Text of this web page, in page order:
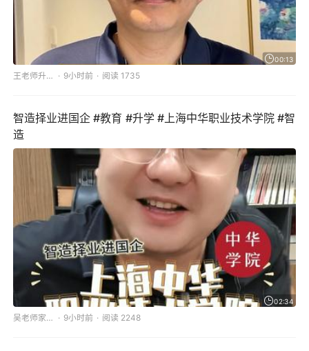
00:13
王老师升学规划 9小时前 阅读 1735
智造择业进国企 #教育 #升学 #上海中华职业技术学院 #智
造
02:34
吴老师家长圈 9小时前 阅读 2248